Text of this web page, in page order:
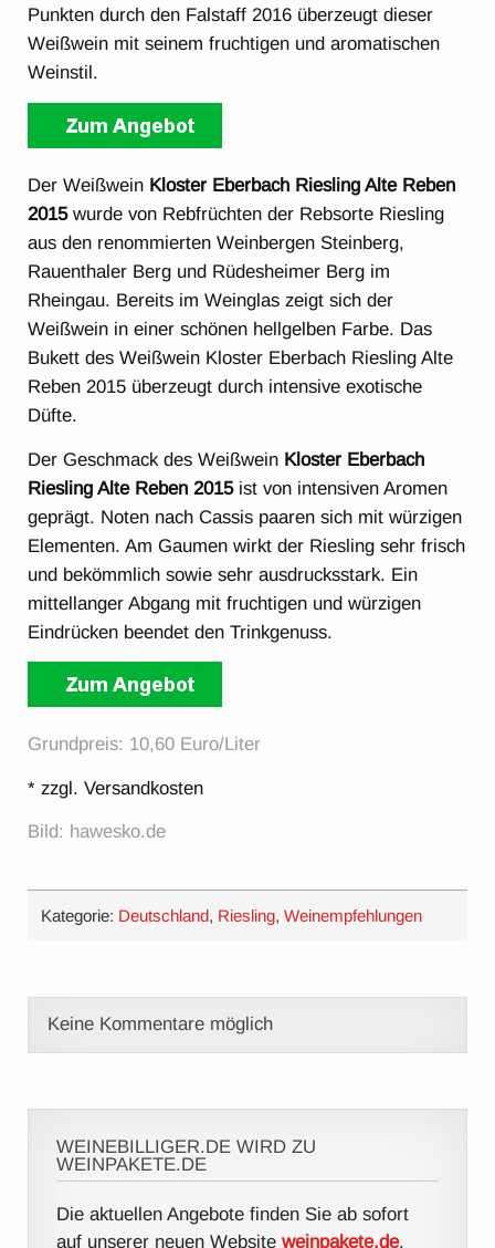
Punkten durch den Falstaff 2016 überzeugt dieser
Weißwein mit seinem fruchtigen und aromatischen
Weinstil.
Der Weißwein Kloster Eberbach Riesling Alte Reben
2015wurde von Rebfrüchten der Rebsorte Riesling
aus den renommierten Weinbergen Steinberg,
Rauenthaler Berg und Rüdesheimer Berg im
Rheingau. Bereits im Weinglas zeigt sich der
Weißwein in einer schönen hellgelben Farbe. Das
Bukett des Weißwein Kloster Eberbach Riesling Alte
Reben 2015 überzeugt durch intensive exotische
Düfte.
Der Geschmack des Weißwein Kloster Eberbach
Riesling Alte Reben 2015ist von intensiven Aromen
geprägt. Noten nach Cassis paaren sich mit würzigen
Elementen. Am Gaumen wirkt der Riesling sehr frisch
und bekömmlich sowie sehr ausdrucksstark. Ein
mittellanger Abgang mit fruchtigen und würzigen
Eindrücken beendet den Trinkgenuss.
Grundpreis: 10,60 Euro/Liter
* zzgl. Versandkosten
Bild: hawesko.de
Kategorie: Deutschland, Riesling,Weinempfehlungen
Keine Kommentare möglich
WEINEBILLIGER.DE WIRD ZU
WEINPAKETE.DE
Die aktuellen Angebote finden Sie ab sofort
auf unserer neuen Websiteweinpakete.de.